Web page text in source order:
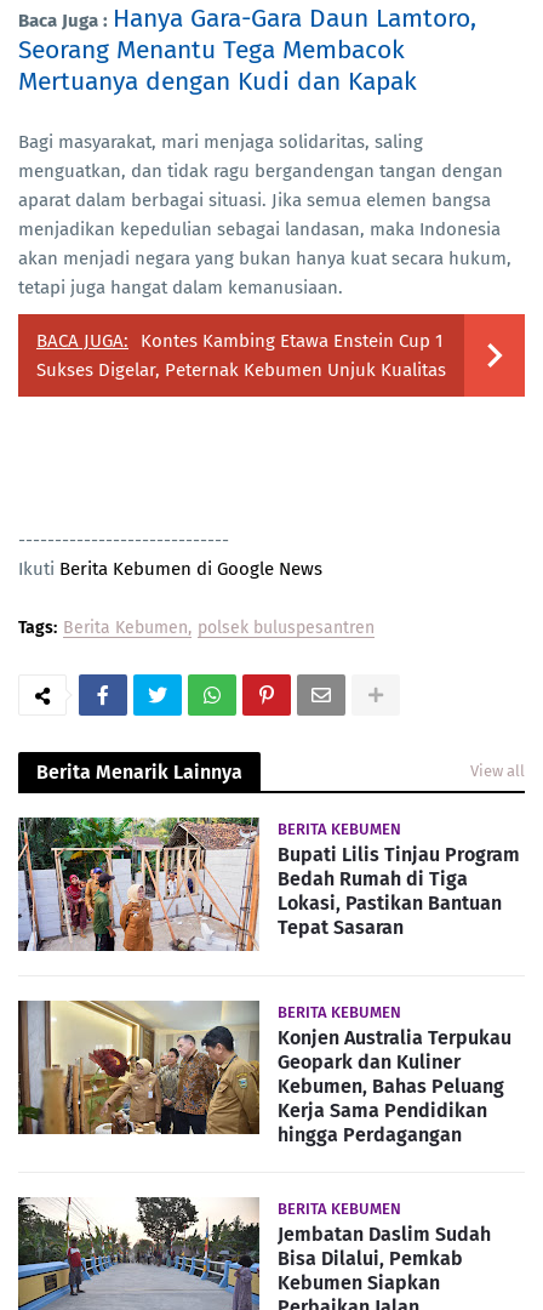
Baca Juga : Hanya Gara-Gara Daun Lamtoro,
Seorang Menantu Tega Membacok
Mertuanya dengan Kudi dan Kapak
Bagi masyarakat, mari menjaga solidaritas, saling
menguatkan, dan tidak ragu bergandengan tangan dengan
aparat dalam berbagai situasi. Jika semua elemen bangsa
menjadikan kepedulian sebagai landasan, maka Indonesia
akan menjadi negara yang bukan hanya kuat secara hukum,
tetapi juga hangat dalam kemanusiaan.
BACA JUGA:
Kontes Kambing Etawa Enstein Cup 1
Sukses Digelar, Peternak Kebumen Unjuk Kualitas
-----------------------------
Ikuti Berita Kebumen di Google News
Tags: Berita Kebumen polsek buluspesantren
Berita Menarik Lainnya View all
BERITA KEBUMEN
Bupati Lilis Tinjau Program
Bedah Rumah di Tiga
Lokasi, Pastikan Bantuan
Tepat Sasaran
BERITA KEBUMEN
Konjen Australia Terpukau
Geopark dan Kuliner
Kebumen, Bahas Peluang
Kerja Sama Pendidikan
hingga Perdagangan
BERITA KEBUMEN
Jembatan Daslim Sudah
Bisa Dilalui, Pemkab
Kebumen Siapkan